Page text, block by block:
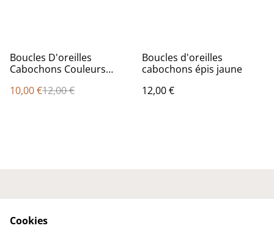
%
Boucles D'oreilles
Cabochons Couleurs
10,00 €12,00 €
Boucles d'oreilles
cabochons épis jaune
12,00 €
Cookies